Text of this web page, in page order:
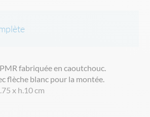
fabriquée en caoutchouc.
flèche blanc pour la montée.
x h.10 cm